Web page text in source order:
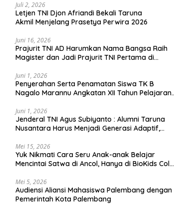
Juli 2, 2026
Letjen TNI Djon Afriandi Bekali Taruna
Akmil Menjelang Prasetya Perwira 2026
Juni 16, 2026
Prajurit TNI AD Harumkan Nama Bangsa Raih
Magister dan Jadi Prajurit TNI Pertama di
Juni 1, 2026
Penyerahan Serta Penamatan Siswa TK B
Nagalo Marannu Angkatan XII Tahun Pelajaran
Juni 1, 2026
Jenderal TNI Agus Subiyanto : Alumni Taruna
Nusantara Harus Menjadi Generasi Adaptif,
Mei 15, 2026
Yuk Nikmati Cara Seru Anak-anak Belajar
Mencintai Satwa di Ancol, Hanya di BioKids Color
Mei 5, 2026
Audiensi Aliansi Mahasiswa Palembang dengan
Pemerintah Kota Palembang